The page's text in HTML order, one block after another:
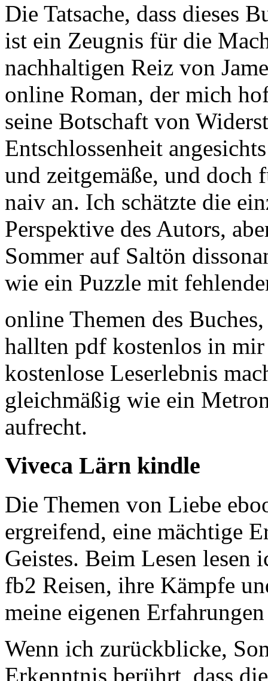
Die Tatsache, dass dieses
ist ein Zeugnis für die
nachhaltigen Reiz von
online Roman, der mich
seine Botschaft von
Entschlossenheit
und zeitgemäße, und doch
naiv an. Ich schätzte die
Perspektive des Autors,
Sommer auf Saltön
wie ein Puzzle mit
online Themen des
hallten pdf kostenlos in
kostenlose Leserlebnis
gleichmäßig wie ein
aufrecht.
Viveca Lärn kindle
Die Themen von Liebe
ergreifend, eine mächtige
Geistes. Beim Lesen
fb2 Reisen, ihre Kämpfe
meine eigenen
Wenn ich zurückblicke,
Erkenntnis berührt, dass